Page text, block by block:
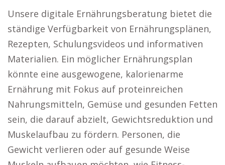
Unsere digitale Ernährungsberatung bietet die
ständige Verfügbarkeit von Ernährungsplänen,
Rezepten, Schulungsvideos und informativen
Materialien. Ein möglicher Ernährungsplan
könnte eine ausgewogene, kalorienarme
Ernährung mit Fokus auf proteinreichen
Nahrungsmitteln, Gemüse und gesunden Fetten
sein, die darauf abzielt, Gewichtsreduktion und
Muskelaufbau zu fördern. Personen, die
Gewicht verlieren oder auf gesunde Weise